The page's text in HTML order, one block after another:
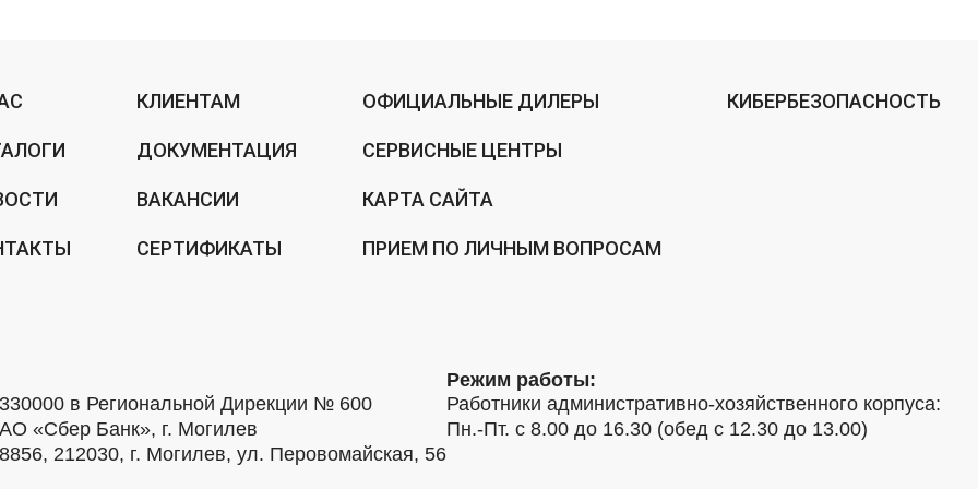
КЛИЕНТАМ
ДОКУМЕНТАЦИЯ
ВАКАНСИИ
СЕРТИФИКАТЫ
ОФИЦИАЛЬНЫЕ ДИЛЕРЫ
СЕРВИСНЫЕ ЦЕНТРЫ
КАРТА САЙТА
ПРИЕМ ПО ЛИЧНЫМ ВОПРОСАМ
КИБЕРБЕЗОПАСНОСТЬ
в Региональной Дирекции № 600
«Сбер Банк», г. Могилев
212030, г. Могилев, ул. Перовомайская, 56
Режим работы:
Работники административно-хозяйственного корпуса:
Пн.-Пт. с 8.00 до 16.30 (обед с 12.30 до 13.00)